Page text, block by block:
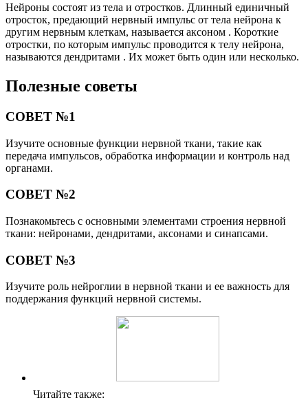
Нейроны состоят из тела и отростков. Длинный единичный
отросток, предающий нервный импульс от тела нейрона к
другим нервным клеткам, называется аксоном . Короткие
отростки, по которым импульс проводится к телу нейрона,
называются дендритами . Их может быть один или несколько.
Полезные советы
СОВЕТ №1
Изучите основные функции нервной ткани, такие как
передача импульсов, обработка информации и контроль над
органами.
СОВЕТ №2
Познакомьтесь с основными элементами строения нервной
ткани: нейронами, дендритами, аксонами и синапсами.
СОВЕТ №3
Изучите роль нейроглии в нервной ткани и ее важность для
поддержания функций нервной системы.
Читайте также: